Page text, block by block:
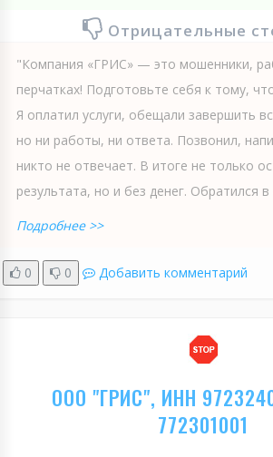
Отрицательные
"Компания «ГРИС» — это мошенники,
перчатках! Подготовьте себя к тому,
Я оплатил услуги, обещали завершить
но ни работы, ни ответа. Позвонил,
никто не отвечает. В итоге не только
результата, но и без денег. Обратился в
Подробнее >>
0 0 Добавить комментарий
ООО "ГРИС", ИНН
772301001